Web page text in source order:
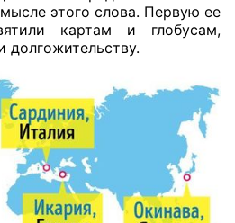
этого слова. Первую ее
картам и глобусам,